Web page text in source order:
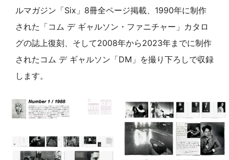
ルマガジン「Six」8冊全ページ掲載、1990年に制作
された「コム デ ギャルソン・ファニチャー」カタロ
グの誌上復刻、そして2008年から2023年までに制作
されたコム デ ギャルソン「DM」を撮り下ろしで収録
します。